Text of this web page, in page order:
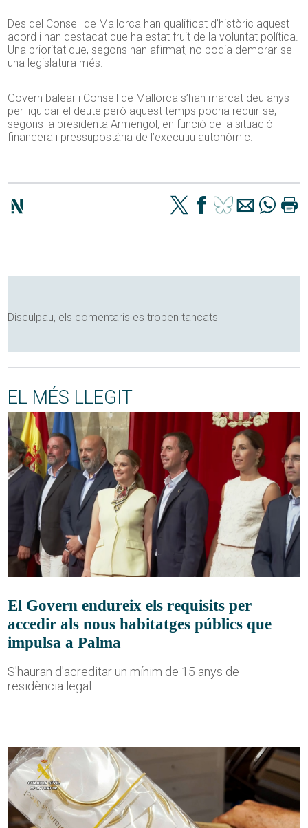
Des del Consell de Mallorca han qualificat d’històric aquest
acord i han destacat que ha estat fruit de la voluntat política.
Una prioritat que, segons han afirmat, no podia demorar-se
una legislatura més.
Govern balear i Consell de Mallorca s’han marcat deu anys
per liquidar el deute però aquest temps podria reduir-se,
segons la presidenta Armengol, en funció de la situació
financera i pressupostària de l’executiu autonòmic.
Disculpau, els comentaris es troben tancats
EL MÉS LLEGIT
El Govern endureix els requisits per
accedir als nous habitatges públics que
impulsa a Palma
S'hauran d'acreditar un mínim de 15 anys de
residència legal